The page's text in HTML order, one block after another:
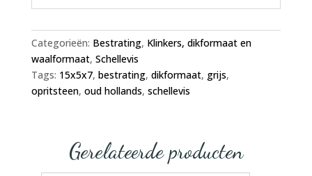
Categorieën: Bestrating, Klinkers, dikformaat en
waalformaat, Schellevis
Tags: 15x5x7, bestrating, dikformaat, grijs,
opritsteen, oud hollands, schellevis
Gerelateerde producten